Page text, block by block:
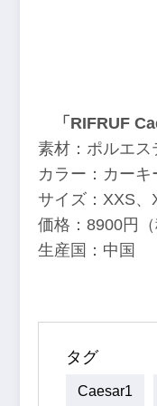
「RIFRUF
素材：ポルエス
カラー：カー
サイズ：XXS
価格：8900円（
生産国：中国
タグ
Caesar1